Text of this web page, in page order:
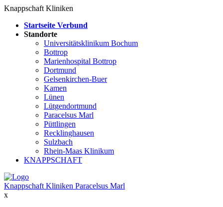
Knappschaft Kliniken
Startseite Verbund
Standorte
Universitätsklinikum Bochum
Bottrop
Marienhospital Bottrop
Dortmund
Gelsenkirchen-Buer
Kamen
Lünen
Lütgendortmund
Paracelsus Marl
Püttlingen
Recklinghausen
Sulzbach
Rhein-Maas Klinikum
KNAPPSCHAFT
Knappschaft Kliniken Paracelsus Marl
x